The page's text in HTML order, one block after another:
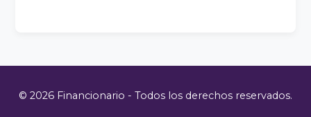
© 2026 Financionario - Todos los derechos reservados.